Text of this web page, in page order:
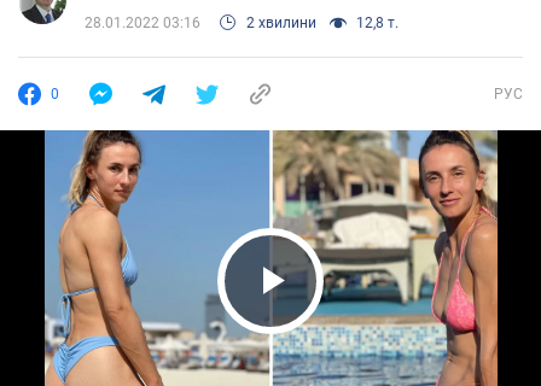
28.01.2022 03:16 2 хвилини 12,8 т.
0 РУС
Play Video